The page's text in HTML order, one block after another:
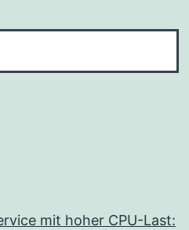
mit hoher CPU-Last: